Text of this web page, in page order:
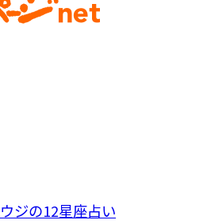
ジの12星座占い